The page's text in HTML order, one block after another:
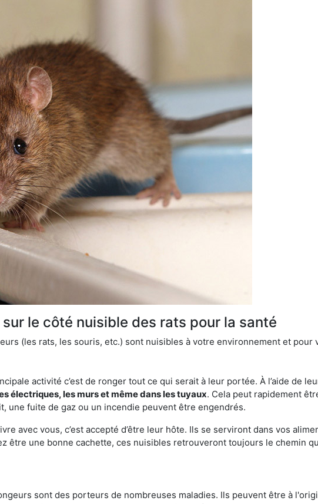
le côté nuisible des rats pour la santé
(les rats, les souris, etc.) sont nuisibles à votre environnement et pour
activité c’est de ronger tout ce qui serait à leur portée. À l’aide de
électriques, les murs et même dans les tuyaux. Cela peut rapidement
une fuite de gaz ou un incendie peuvent être engendrés.
avec vous, c’est accepté d’être leur hôte. Ils se serviront dans vos
être une bonne cachette, ces nuisibles retrouveront toujours le chemin
sont des porteurs de nombreuses maladies. Ils peuvent être à